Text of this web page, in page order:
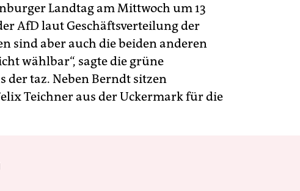
Landtag am Mittwoch um 13
AfD laut Geschäftsverteilung der
sind aber auch die beiden anderen
wählbar“, sagte die grüne
taz. Neben Berndt sitzen
Teichner aus der Uckermark für die